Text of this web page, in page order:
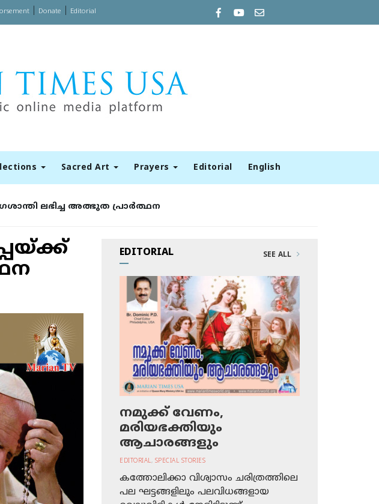
| Donate Editorial
Sacred Art Prayers Editorial English
ലഭിച്ച അത്ഭുത പ്രാര്‍ത്ഥന
EDITORIAL SEE ALL
നമുക്ക് വേണം,
മരിയഭക്തിയും
ആചാരങ്ങളും
EDITORIAL, SPECIAL STORIES
കത്തോലിക്കാ വിശ്വാസം ചരിത്രത്തിലെ
പല ഘട്ടങ്ങളിലും പലവിധങ്ങളായ